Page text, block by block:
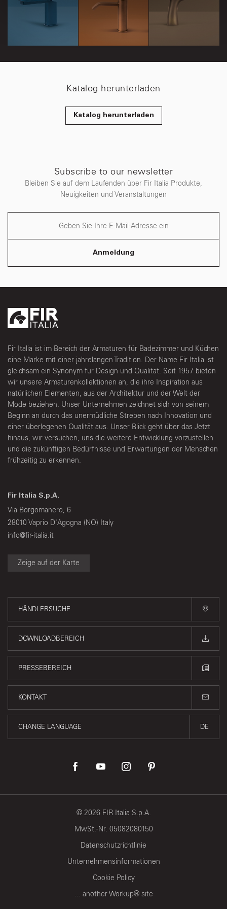
pubblicità e social media, i quali potrebbero combinarle
con altre informazioni che ha fornito loro o che hanno
raccolto dal suo utilizzo dei loro servizi.
Katalog herunterladen
Katalog herunterladen
Subscribe to our newsletter
Bleiben Sie auf dem Laufenden über Fir Italia Produkte,
Neuigkeiten und Veranstaltungen
Anmeldung
Fir Italia ist im Bereich der Armaturen für Badezimmer und Küchen
eine Marke mit einer jahrelangen Tradition. Der Name Fir Italia ist
gleichsam ein Synonym für Design und Qualität. Seit 1957 bieten
wir unsere Armaturenkollektionen an, die ihre Inspiration aus
natürlichen Elementen, aus der Architektur und der Welt der
Mode beziehen. Unser Unternehmen zeichnet sich von seinem
Beginn an durch das unermüdliche Streben nach Innovation und
einer überlegenen Qualität aus. Unser Blick geht über das Jetzt
hinaus, wir versuchen, uns die weitere Entwicklung vorzustellen
und die zukünftigen Bedürfnisse und Erwartungen der Menschen
frühzeitig zu erkennen.
Fir Italia S.p.A.
Via Borgomanero, 6
28010 Vaprio D'Agogna (NO) Italy
info@fir-italia.it
Zeige auf der Karte
HÄNDLERSUCHE
DOWNLOADBEREICH
PRESSEBEREICH
KONTAKT
CHANGE LANGUAGE DE
© 2026 FIR Italia S.p.A.
MwSt.-Nr. 05082080150
Datenschutzrichtlinie
Unternehmensinformationen
Cookie Policy
... another Workup® site